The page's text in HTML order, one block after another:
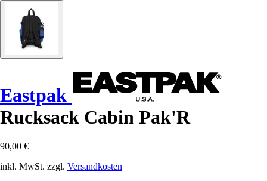
Eastpak
Rucksack Cabin Pak'R
90,00 €
inkl. MwSt. zzgl. Versandkosten